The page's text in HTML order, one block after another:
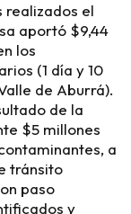
realizados el
aportó $9,44
los
(1 día y 10
de Aburrá).
de la
$5 millones
a
tránsito
paso
y